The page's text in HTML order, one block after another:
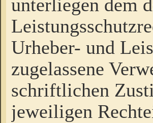
unterliegen dem
Urheber- und
zugelassene
schriftlichen
jeweiligen